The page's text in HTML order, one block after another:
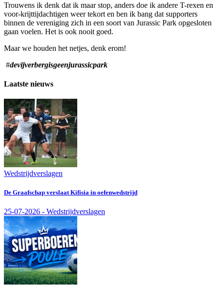
Trouwens ik denk dat ik maar stop, anders doe ik andere T-rexen en
voor-krijttijdachtigen weer tekort en ben ik bang dat supporters
binnen de vereniging zich in een soort van Jurassic Park opgesloten
gaan voelen. Het is ook nooit goed.
Maar we houden het netjes, denk erom!
#devijverbergisgeenjurassicpark
Laatste nieuws
Wedstrijdverslagen
De Graafschap verslaat Kifisia in oefenwedstrijd
25-07-2026 - Wedstrijdverslagen